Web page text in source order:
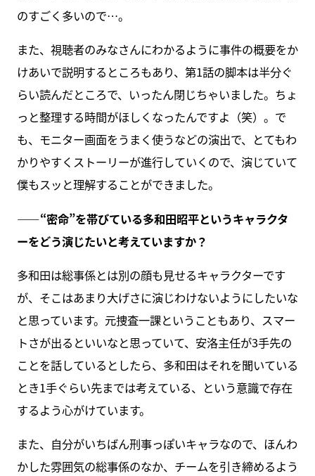
のすごく多いので…。
また、視聴者のみなさんにわかるように事件の概要をか
けあいで説明するところもあり、第1話の脚本は半分ぐ
らい読んだところで、いったん閉じちゃいました。ちょ
っと整理する時間がほしくなったんですよ（笑）。で
も、モニター画面をうまく使うなどの演出で、とてもわ
かりやすくストーリーが進行していくので、演じていて
僕もスッと理解することができました。
――“密命”を帯びている多和田昭平というキャラクタ
ーをどう演じたいと考えていますか？
多和田は総事係とは別の顔も見せるキャラクターです
が、そこはあまり大げさに演じわけないようにしたいな
と思っています。元捜査一課ということもあり、スマー
トさが出るといいなと思っていて、安洛主任が3手先の
ことを話しているとしたら、多和田はそれを聞いている
とき1手ぐらい先までは考えている、という意識で存在
するよう心がけています。
また、自分がいちばん刑事っぽいキャラなので、ほんわ
かした雰囲気の総事係のなか、チームを引き締めるよう